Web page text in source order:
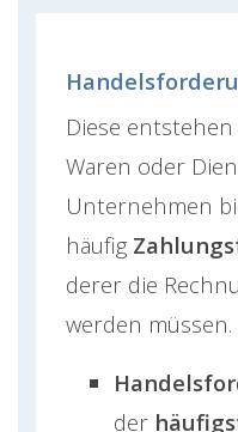
Diese
Waren oder
Unternehmen
häufig
derer die
werden müssen.
der